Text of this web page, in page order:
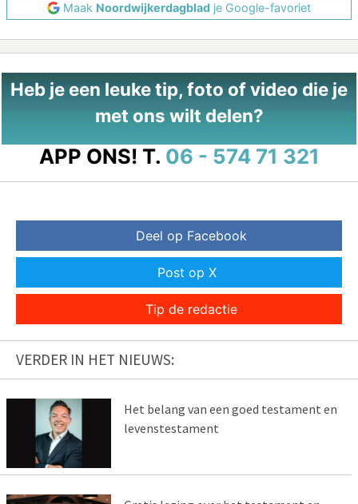
Maak Noordwijkerdagblad je Google-favoriet
Heb je een leuke tip, foto of video die je
met ons wilt delen?
APP ONS! T. 06 - 574 71 321
Deel op Facebook
Post op X
Tip de redactie
VERDER IN HET NIEUWS:
Het belang van een goed testament en
levenstestament